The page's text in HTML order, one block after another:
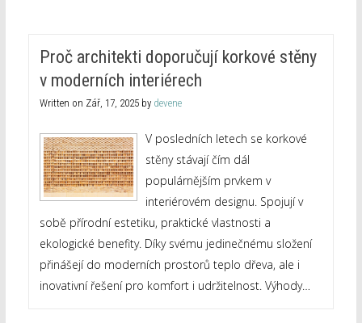
Proč architekti doporučují korkové stěny
v moderních interiérech
Written on Zář, 17, 2025 by devene
V posledních letech se korkové
stěny stávají čím dál
populárnějším prvkem v
interiérovém designu. Spojují v
sobě přírodní estetiku, praktické vlastnosti a
ekologické benefity. Díky svému jedinečnému složení
přinášejí do moderních prostorů teplo dřeva, ale i
inovativní řešení pro komfort i udržitelnost. Výhody…